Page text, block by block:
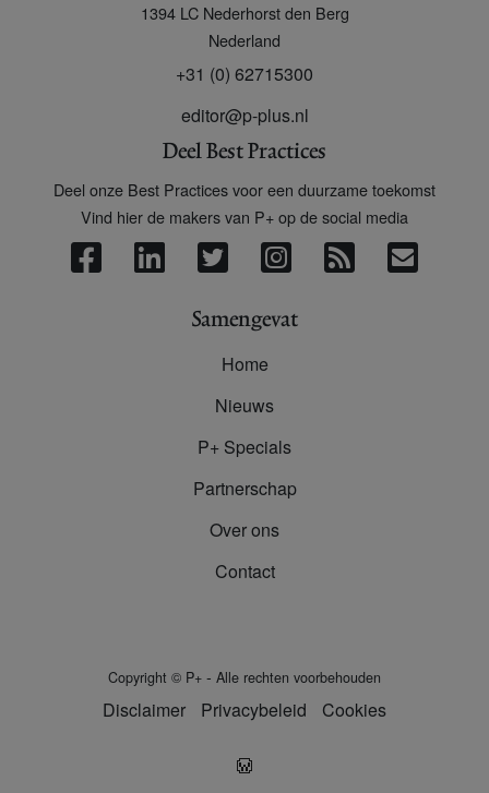
1394 LC Nederhorst den Berg
Nederland
+31 (0) 62715300
editor@p-plus.nl
Deel Best Practices
Deel onze Best Practices voor een duurzame toekomst
Vind hier de makers van P+ op de social media
Samengevat
Home
Nieuws
P+ Specials
Partnerschap
Over ons
Contact
Copyright © P+ - Alle rechten voorbehouden
Disclaimer Privacybeleid Cookies